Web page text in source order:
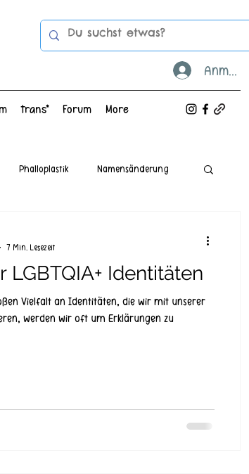
trans* Forum More
Phalloplastik Namensänderung
LGBTQIA+ Identitäten
Vielfalt an Identitäten, die wir mit unserer
werden wir oft um Erklärungen zu
7 Min. Lesezeit